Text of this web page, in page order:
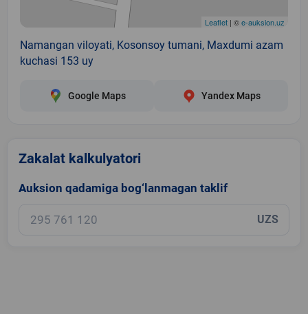
Leaflet | ©e-auksion.uz
Namangan viloyati, Kosonsoy tumani, Maxdumi azam
kuchasi 153 uy
Google Maps Yandex Maps
Zakalat kalkulyatori
Auksion qadamiga bog‘lanmagan taklif
UZS